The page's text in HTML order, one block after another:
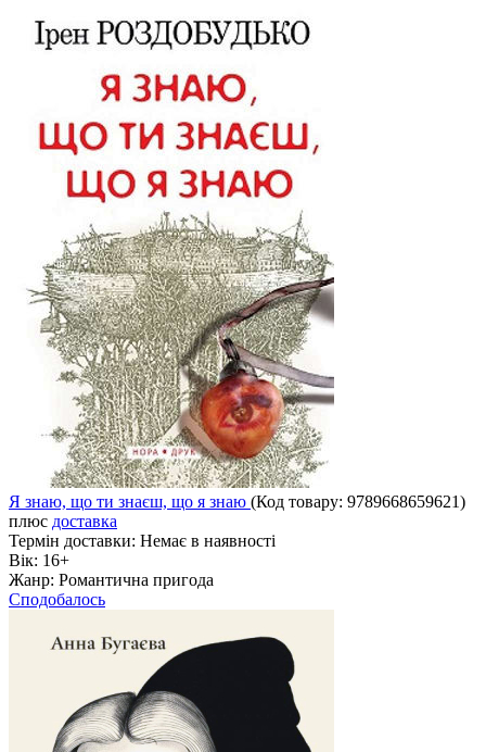
Я знаю, що ти знаєш, що я знаю (Код товару: 9789668659621)
плюс доставка
Термін доставки: Немає в наявності
Вік: 16+
Жанр: Романтична пригода
Сподобалось